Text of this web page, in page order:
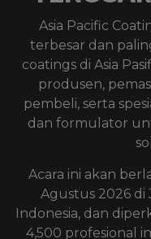
Asia Pacific
terbesar dan
coatings di Asia
produsen,
pembeli, serta
dan formulator
Acara ini akan
Agustus 2026 di
Indonesia, dan
4,500 profesional